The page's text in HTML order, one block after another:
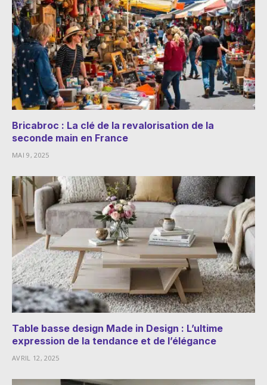
Bricabroc : La clé de la revalorisation de la
seconde main en France
MAI 9, 2025
Table basse design Made in Design : L’ultime
expression de la tendance et de l’élégance
AVRIL 12, 2025